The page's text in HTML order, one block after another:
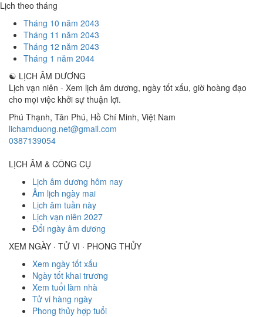
Lịch theo tháng
Tháng 10 năm 2043
Tháng 11 năm 2043
Tháng 12 năm 2043
Tháng 1 năm 2044
☯ LỊCH ÂM DƯƠNG
Lịch vạn niên - Xem lịch âm dương, ngày tốt xấu, giờ hoàng đạo
cho mọi việc khởi sự thuận lợi.
Phú Thạnh, Tân Phú, Hồ Chí Minh, Việt Nam
lichamduong.net@gmail.com
0387139054
LỊCH ÂM & CÔNG CỤ
Lịch âm dương hôm nay
Âm lịch ngày mai
Lịch âm tuần này
Lịch vạn niên 2027
Đổi ngày âm dương
XEM NGÀY · TỬ VI · PHONG THỦY
Xem ngày tốt xấu
Ngày tốt khai trương
Xem tuổi làm nhà
Tử vi hàng ngày
Phong thủy hợp tuổi